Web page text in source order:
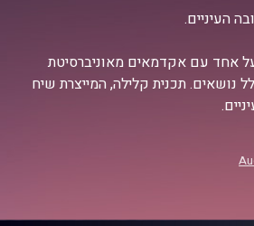
העיניים.
אחד עם אקדמאים מאוניברסיטת
נושאים. תכנית קלילה, המייצרת שיח